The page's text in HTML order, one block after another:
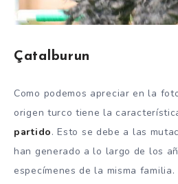
Çatalburun
Como podemos apreciar en la
origen turco tiene la
partido. Esto se debe a las
han generado a lo largo de los
especímenes de la misma familia.